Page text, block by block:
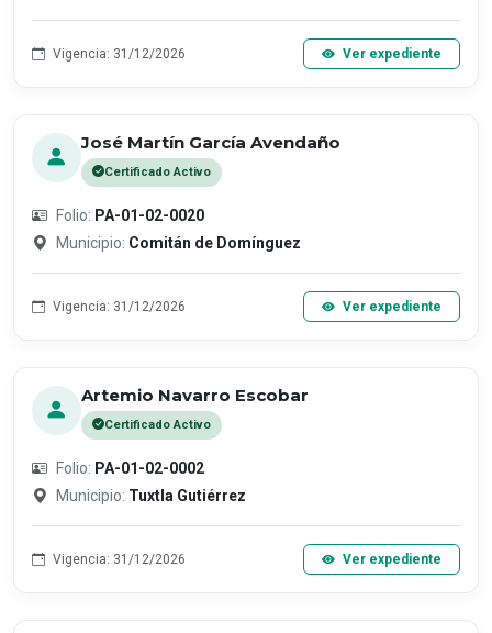
Vigencia: 31/12/2026 Ver expediente
José Martín García Avendaño
Certificado Activo
Folio: PA-01-02-0020
Municipio: Comitán de Domínguez
Vigencia: 31/12/2026 Ver expediente
Artemio Navarro Escobar
Certificado Activo
Folio: PA-01-02-0002
Municipio: Tuxtla Gutiérrez
Vigencia: 31/12/2026 Ver expediente